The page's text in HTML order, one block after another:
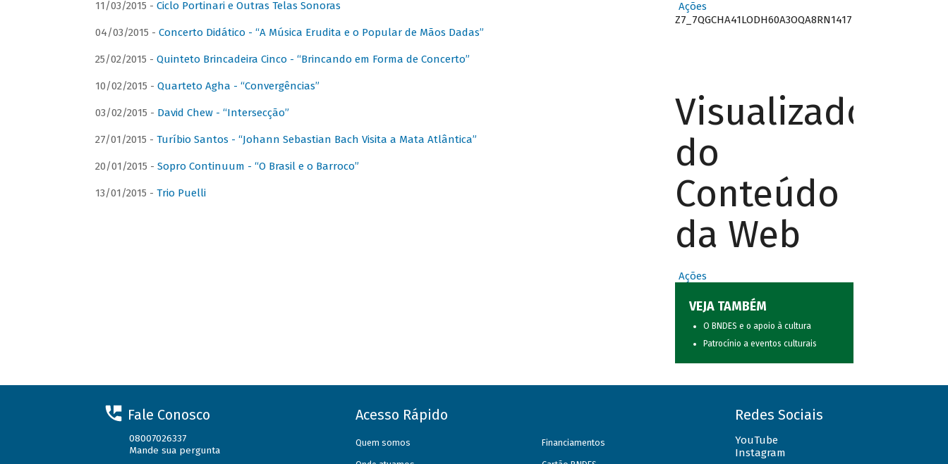
11/03/2015 - Ciclo Portinari e Outras Telas Sonoras
04/03/2015 - Concerto Didático - “A Música Erudita e o Popular de Mãos Dadas”
25/02/2015 - Quinteto Brincadeira Cinco - “Brincando em Forma de Concerto”
10/02/2015 - Quarteto Agha - “Convergências”
03/02/2015 - David Chew - “Intersecção”
27/01/2015 - Turíbio Santos - “Johann Sebastian Bach Visita a Mata Atlântica”
20/01/2015 - Sopro Continuum - “O Brasil e o Barroco”
13/01/2015 - Trio Puelli
Ações
Z7_7QGCHA41LODH60A3OQA8RN1417
Visualizador
do
Conteúdo
da Web
Ações
VEJA TAMBÉM
O BNDES e o apoio à cultura
Patrocínio a eventos culturais
Fale Conosco
08007026337
Mande sua pergunta
Acesso Rápido
Quem somos Financiamentos
Redes Sociais
YouTube
Instagram